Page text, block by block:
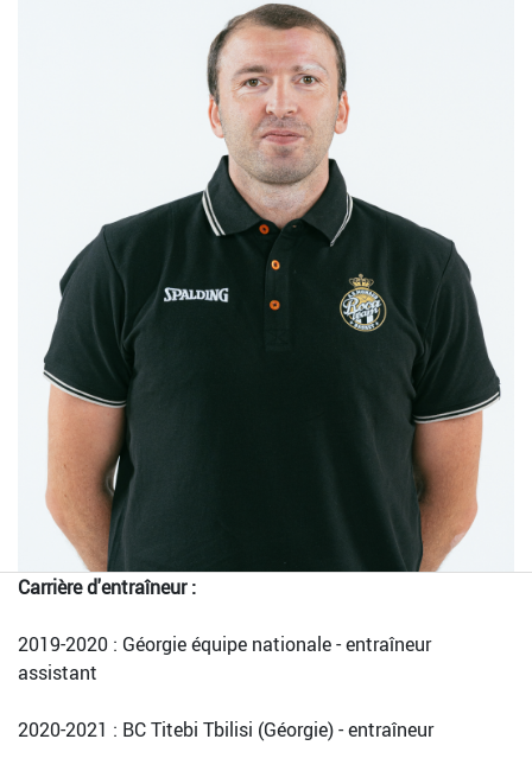
Carrière d'entraîneur :
2019-2020 : Géorgie équipe nationale - entraîneur
assistant
2020-2021 : BC Titebi Tbilisi (Géorgie) - entraîneur